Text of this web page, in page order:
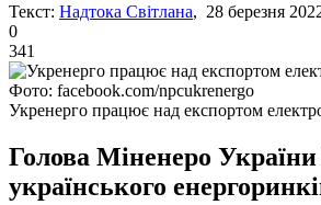
Текст: Надтока Світлана, 28 березня
0
341
Фото: facebook.com/npcukrenergo
Укренерго працює над експортом
Голова Міненеро
українського